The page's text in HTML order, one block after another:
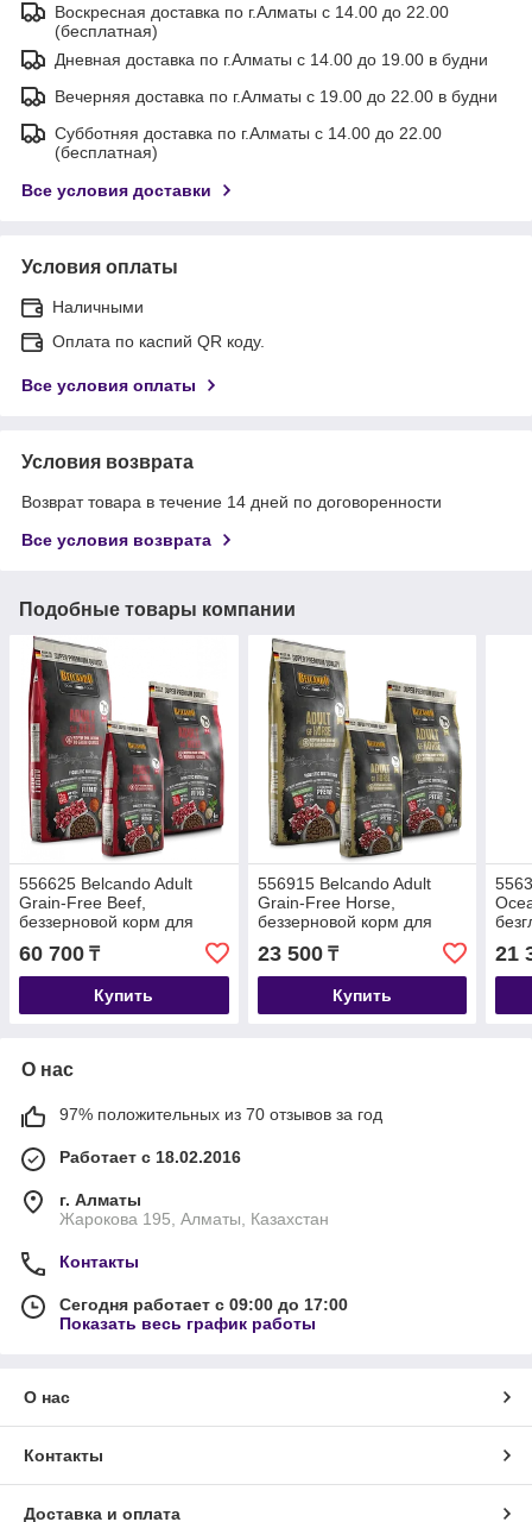
Воскресная доставка по г.Алматы с 14.00 до 22.00
(бесплатная)
Дневная доставка по г.Алматы с 14.00 до 19.00 в будни
Вечерняя доставка по г.Алматы с 19.00 до 22.00 в будни
Субботняя доставка по г.Алматы с 14.00 до 22.00
(бесплатная)
Все условия доставки
Условия оплаты
Наличными
Оплата по каспий QR коду.
Все условия оплаты
Условия возврата
Возврат товара в течение 14 дней по договоренности
Все условия возврата
Подобные товары компании
556625 Belcando Adult
Grain-Free Beef,
беззерновой корм для
взрослых собак с
говядиной, уп.12,5 кг
60 700 ₸
Купить
556915 Belcando Adult
Grain-Free Horse,
беззерновой корм для
взрослых собак с кониной,
уп.4кг
23 500₸
Купить
21
О нас
97% положительных из 70 отзывов за год
Работает с 18.02.2016
г. Алматы
Жарокова 195, Алматы, Казахстан
Контакты
Сегодня работает с 09:00 до 17:00
Показать весь график работы
О нас
Контакты
Доставка и оплата